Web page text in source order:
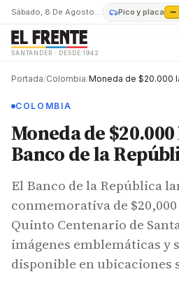
Pico y placa —
SANTANDER · DESDE 1942
Portada/Colombia/
COLOMBIA
Moneda de
Banco de la
El Banco de la República
conmemorativa de
Quinto Centenario de
imágenes emblemáticas y
disponible en ubicaciones